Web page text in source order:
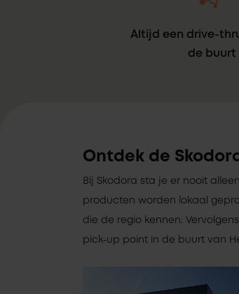
Altijd een drive-
de buurt
Ontdek de
Bij Skodora sta je er nooit
producten worden lokaal
die de regio kennen.
pick-up point in de buurt van